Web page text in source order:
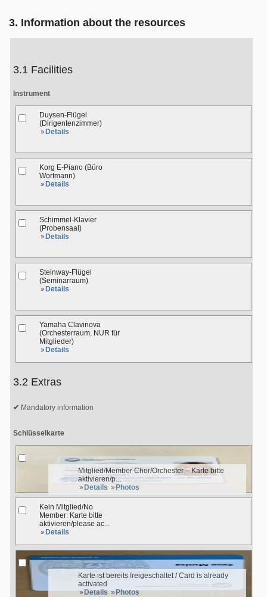
3. Information about the resources
3.1 Facilities
Instrument
Duysen-Flügel
(Dirigentenzimmer)
Details
Korg E-Piano (Büro
Wortmann)
Details
Schimmel-Klavier
(Probensaal)
Details
Steinway-Flügel
(Seminarraum)
Details
Yamaha Clavinova
(Orchesterraum, NUR für
Mitglieder)
Details
3.2 Extras
Mandatory information
Schlüsselkarte
Mitglied/Member Chor/Orchester – Karte bitte
aktivieren/p...
Details
Photos
Kein Mitglied/No
Member: Karte bitte
aktivieren/please ac...
Details
Karte ist bereits freigeschaltet / Card is already
activated
Details
Photos